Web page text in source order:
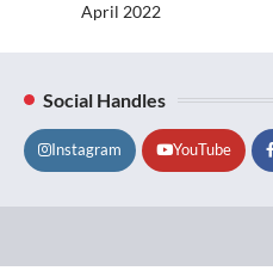
April 2022
Social Handles
Instagram YouTube